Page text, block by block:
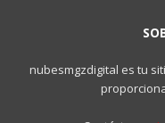
nubesmgzdigital es tu